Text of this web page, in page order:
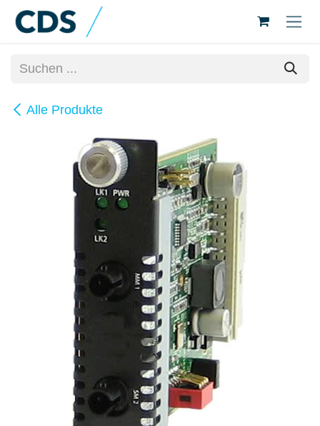
Zum Inhalt springen
Alle Produkte